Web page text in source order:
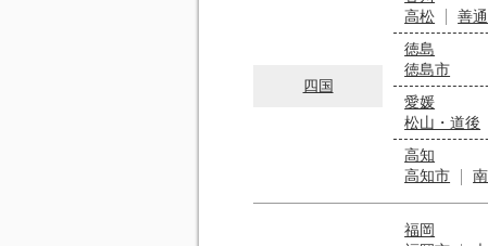
四国
高松
善
徳島
徳島市
愛媛
松山・道後
高知
高知市
福岡